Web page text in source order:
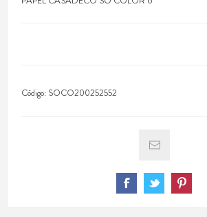
Código: SOCO200252552